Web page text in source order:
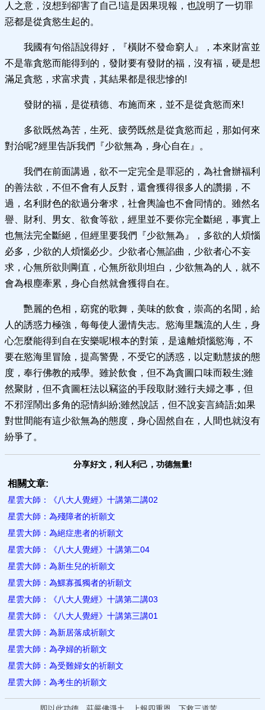
人之意，沒想到卻害了自己!這是因果現報，也說明了一切罪
惡都是從貪慾生起的。
我國有句俗語說得好，『橫財不發命窮人』，本來財富並
不是靠貪慾而能得到的，發財要有發財的福，沒有福，硬是想
滿足貪慾，求富求貴，其結果都是很悲慘的!
發財的福，是從積德、布施而來，並不是從貪慾而來!
多欲既然為苦，生死、疲勞既然是從貪慾而起，那如何來
對治呢?經里告訴我們『少欲無為，身心自在』。
我們在前面講過，欲不一定完全是罪惡的，為社會辦福利
的善法欲，不但不會有人反對，還會獲得很多人的讚揚，不
過，名利財色的欲過分奢求，社會輿論也不會同情的。雖然名
譽、財利、男女、欲食等欲，經里並不要你完全斷絕，事實上
也無法完全斷絕，但經里要我們『少欲無為』，多欲的人煩惱
必多，少欲的人煩惱必少。少欲者心無諂曲，少欲者心不妄
求，心無所欲則剛直，心無所欲則坦白，少欲無為的人，就不
會為根塵牽累，身心自然就會獲得自在。
艷麗的色相，窈窕的歌舞，美味的飲食，崇高的名聞，給
人的誘惑力極強，每每使人盪情失志。慾海里飄流的人生，身
心怎麼能得到自在安樂呢!根本的對策，是遠離煩惱慾海，不
要在慾海里冒險，提高警覺，不受它的誘惑，以定動慧拔的態
度，奉行佛教的戒學。雖於飲食，但不為貪圖口味而殺生;雖
然聚財，但不貪圖枉法以竊盜的手段取財;雖行夫婦之事，但
不邪淫鬧出多角的惡情糾紛;雖然說話，但不說妄言綺語;如果
對世間能有這少欲無為的態度，身心固然自在，人間也就沒有
紛爭了。
分享好文，利人利己，功德無量!
相關文章:
星雲大師：《八大人覺經》十講第二講02
星雲大師：為殘障者的祈願文
星雲大師：為絕症患者的祈願文
星雲大師：《八大人覺經》十講第二04
星雲大師：為新生兒的祈願文
星雲大師：為鰥寡孤獨者的祈願文
星雲大師：《八大人覺經》十講第二講03
星雲大師：《八大人覺經》十講第三講01
星雲大師：為新居落成祈願文
星雲大師：為孕婦的祈願文
星雲大師：為受難婦女的祈願文
星雲大師：為考生的祈願文